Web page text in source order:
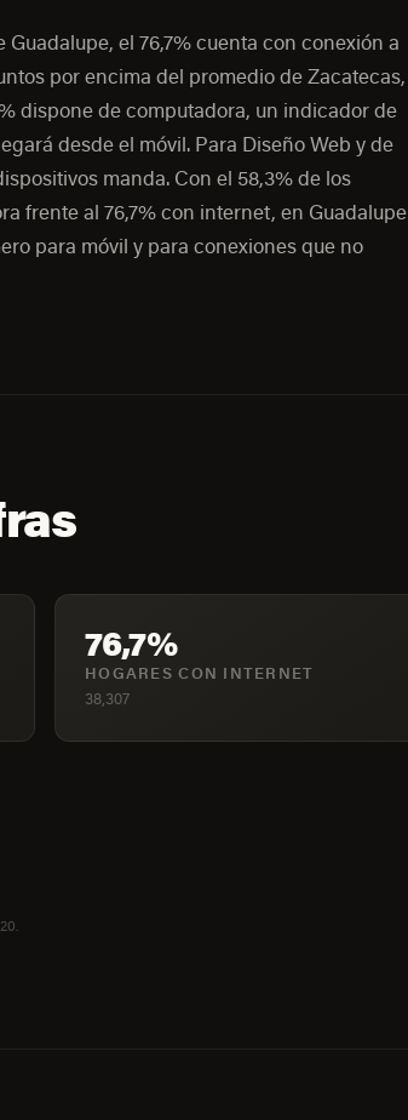
Guadalupe, el 76,7% cuenta con conexión a
por encima del promedio de Zacatecas,
dispone de computadora, un indicador de
desde el móvil. Para Diseño Web y de
manda. Con el 58,3% de los
frente al 76,7% con internet, en Guadalupe
para móvil y para conexiones que no
76,7%
HOGARES CON INTERNET
38,307